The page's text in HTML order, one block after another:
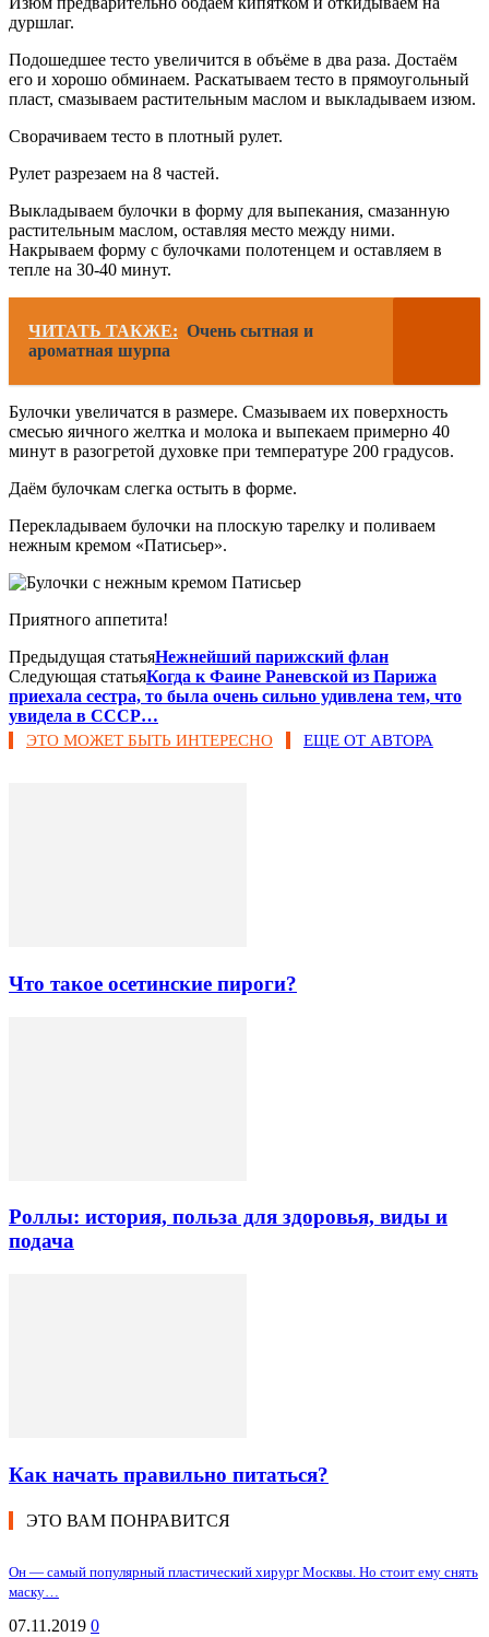
дуршлаг.
Подошедшее тесто увеличится в объёме в два раза. Достаём
его и хорошо обминаем. Раскатываем тесто в прямоугольный
пласт, смазываем растительным маслом и выкладываем изюм.
Сворачиваем тесто в плотный рулет.
Рулет разрезаем на 8 частей.
Выкладываем булочки в форму для выпекания, смазанную
растительным маслом, оставляя место между ними.
Накрываем форму с булочками полотенцем и оставляем в
тепле на 30-40 минут.
ЧИТАТЬ ТАКЖЕ: Очень сытная и
ароматная шурпа
Булочки увеличатся в размере. Смазываем их поверхность
смесью яичного желтка и молока и выпекаем примерно 40
минут в разогретой духовке при температуре 200 градусов.
Даём булочкам слегка остыть в форме.
Перекладываем булочки на плоскую тарелку и поливаем
нежным кремом «Патисьер».
Приятного аппетита!
Предыдущая статьяНежнейший парижский флан
Следующая статьяКогда к Фаине Раневской из Парижа
приехала сестра, то была очень сильно удивлена тем, что
увидела в СССР…
ЭТО МОЖЕТ БЫТЬ ИНТЕРЕСНО ЕЩЕ ОТ АВТОРА
Что такое осетинские пироги?
Роллы: история, польза для здоровья, виды и
подача
Как начать правильно питаться?
ЭТО ВАМ ПОНРАВИТСЯ
Он — самый популярный пластический хирург Москвы. Но стоит ему снять
маску…
07.11.2019 0